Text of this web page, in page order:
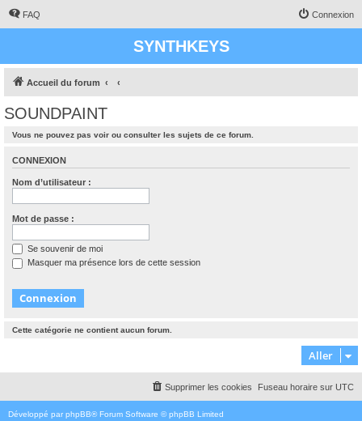
FAQ Connexion
SYNTHKEYS
Accueil du forum
SOUNDPAINT
Vous ne pouvez pas voir ou consulter les sujets de ce forum.
CONNEXION
Nom d’utilisateur :
Mot de passe :
Se souvenir de moi
Masquer ma présence lors de cette session
Cette catégorie ne contient aucun forum.
Aller
Fuseau horaire sur UTC
Supprimer les cookies
Développé par phpBB® Forum Software © phpBB Limited